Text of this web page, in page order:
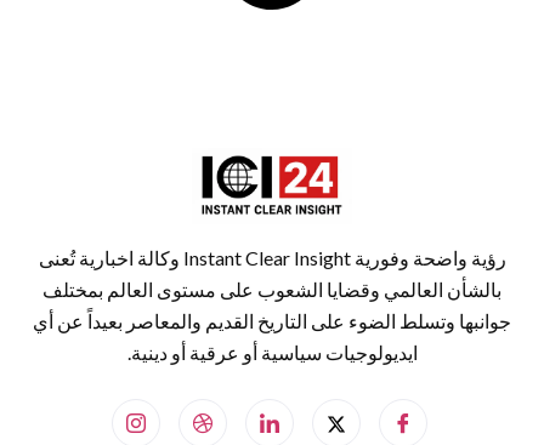
رؤية واضحة وفورية Instant Clear Insight وكالة اخبارية تُعنى
بالشأن العالمي وقضايا الشعوب على مستوى العالم بمختلف
جوانبها وتسلط الضوء على التاريخ القديم والمعاصر بعيداً عن أي
ايديولوجيات سياسية أو عرقية أو دينية.